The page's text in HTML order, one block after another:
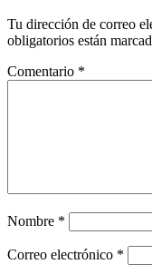
Tu dirección de correo
obligatorios están
Comentario *
Nombre *
Correo electrónico *